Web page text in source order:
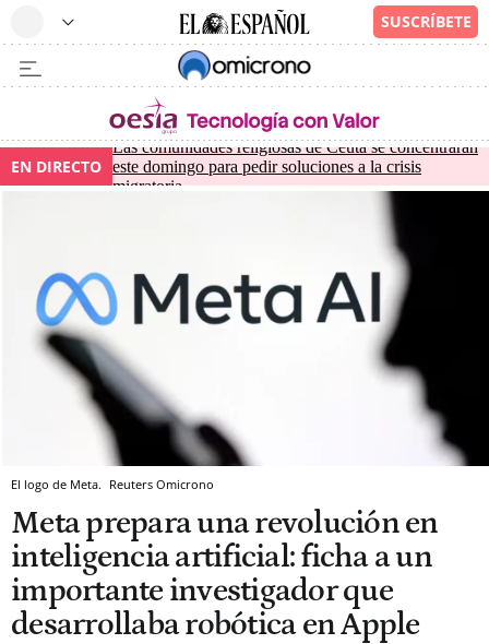
EN DIRECTO
Las comunidades religiosas de Ceuta se concentrarán
este domingo para pedir soluciones a la crisis
migratoria
El logo de Meta. Reuters Omicrono
Meta prepara una revolución en
inteligencia artificial: ficha a un
importante investigador que
desarrollaba robótica en Apple